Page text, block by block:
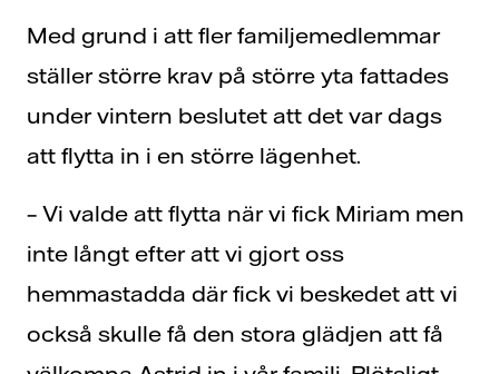
Med grund i att fler familjemedlemmar
ställer större krav på större yta fattades
under vintern beslutet att det var dags
att flytta in i en större lägenhet.
– Vi valde att flytta när vi fick Miriam men
inte långt efter att vi gjort oss
hemmastadda där fick vi beskedet att vi
också skulle få den stora glädjen att få